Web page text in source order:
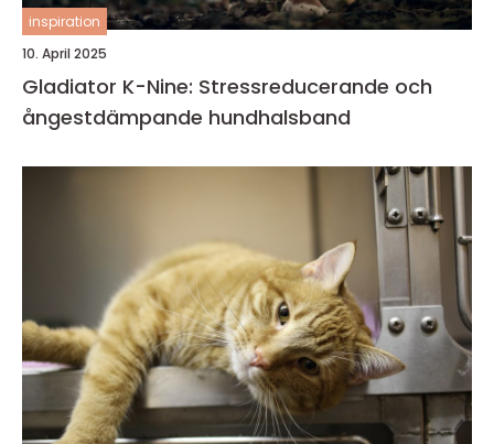
inspiration
10. April 2025
Gladiator K-Nine: Stressreducerande och
ångestdämpande hundhalsband